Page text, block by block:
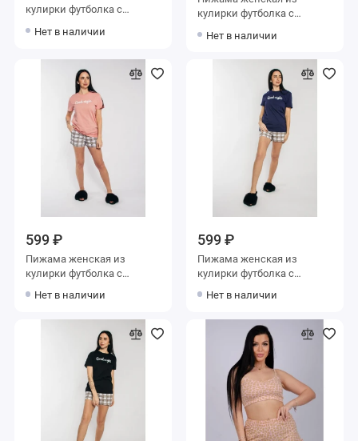
кулирки футболка с
Нет в наличии
кулирки футболка с
рукавом
Нет в наличии
599 ₽
Пижама женская из
кулирки футболка с
Нет в наличии
599 ₽
Пижама женская из
кулирки футболка с
Нет в наличии